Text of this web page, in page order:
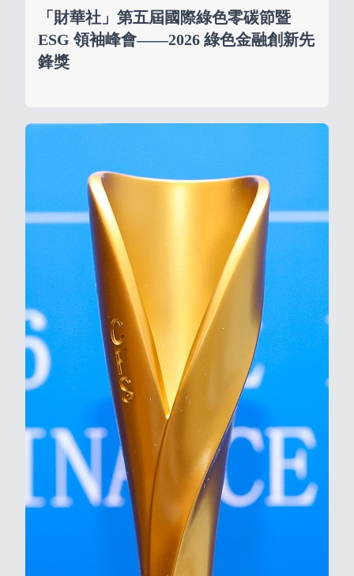
「財華社」第五屆國際綠色零碳節暨
ESG 領袖峰會——2026 綠色金融創新先
鋒獎